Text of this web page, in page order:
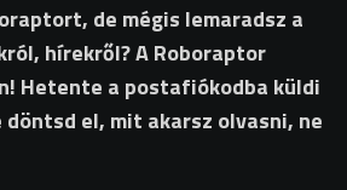
de mégis lemaradsz a
hírekről? A Roboraptor
Hetente a postafiókodba küldi
el, mit akarsz olvasni, ne